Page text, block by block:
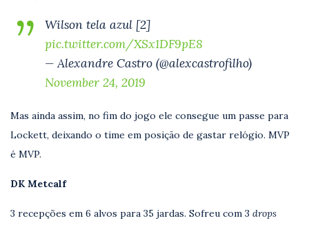
Wilson tela azul [2]
pic.twitter.com/XSx1DF9pE8
— Alexandre Castro (@alexcastrofilho)
November 24, 2019
Mas ainda assim, no fim do jogo ele consegue um passe para
Lockett, deixando o time em posição de gastar relógio. MVP
é MVP.
DK Metcalf
3 recepções em 6 alvos para 35 jardas. Sofreu com 3 drops